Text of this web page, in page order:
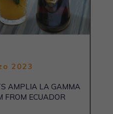
2023
AMPLIA LA GAMMA
FROM ECUADOR